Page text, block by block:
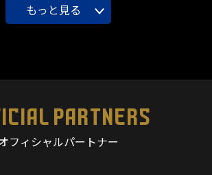
もっと見る
PARTNERS
フィシャルパートナー